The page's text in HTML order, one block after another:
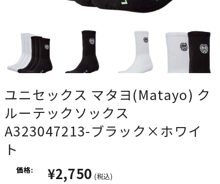
ユニセックス マタヨ(Matayo) ク
ルーテックソックス
A323047213-ブラック×ホワイ
ト
価格: ¥2,750 (税込)